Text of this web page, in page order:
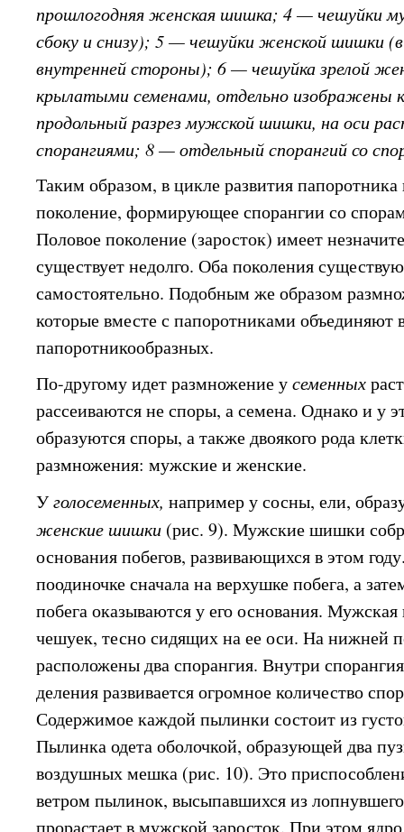
прошлогодняя женская шишка; 4 — чешуйки
сбоку и снизу); 5 — чешуйки женской шишки
внутренней стороны); 6 — чешуйка зрелой
крылатыми семенами, отдельно
продольный разрез мужской шишки, на оси
спорангиями; 8 — отдельный спорангий со
Таким образом, в цикле развития папоротника
поколение, формирующее спорангии со
Половое поколение (заросток) имеет
существует недолго. Оба поколения
самостоятельно. Подобным же образом
которые вместе с папоротниками объединяют
папоротникообразных.
По-другому идет размножение усеменных
рассеиваются не споры, а семена. Однако и у
образуются споры, а также двоякого рода
размножения: мужские и женские.
Уголосеменных,например у сосны, ели,
женские шишки (рис. 9). Мужские шишки
основания побегов, развивающихся в этом
поодиночке сначала на верхушке побега, а
побега оказываются у его основания.
чешуек, тесно сидящих на ее оси. На нижней
расположены два спорангия. Внутри
деления развивается огромное количество
Содержимое каждой пылинки состоит из
Пылинка одета оболочкой, образующей два
воздушных мешка (рис. 10). Это
ветром пылинок, высыпавшихся из